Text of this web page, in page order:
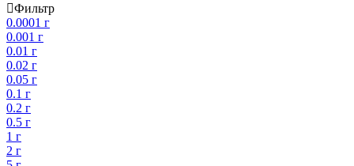
Фильтр
0.0001 г
0.001 г
0.01 г
0.02 г
0.05 г
0.1 г
0.2 г
0.5 г
1 г
2 г